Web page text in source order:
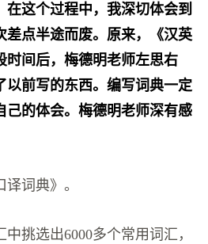
在这个过程中，我深切体会到
差点半途而废。原来，《汉英
时间后，梅德明老师左思右
以前写的东西。编写词典一定
己的体会。梅德明老师深有感
词典》。
挑选出6000多个常用词汇，